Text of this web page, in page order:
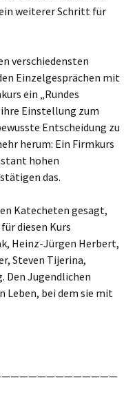
weiterer Schritt für
verschiedensten
Einzelgesprächen mit
ein „Rundes
Einstellung zum
Entscheidung zu
herum: Ein Firmkurs
hohen
das.
Katecheten gesagt,
diesen Kurs
Heinz-Jürgen Herbert,
Steven Tijerina,
Den Jugendlichen
Leben, bei dem sie mit